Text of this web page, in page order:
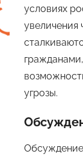
условиях
увеличения
угрозы.
Обсуждение